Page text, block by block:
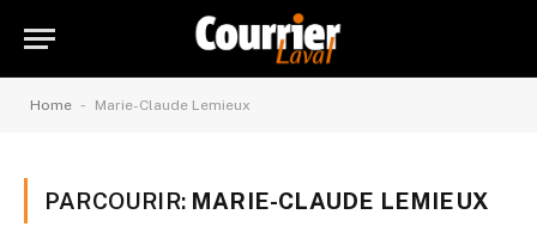
Home - Marie-Claude Lemieux
PARCOURIR: MARIE-CLAUDE LEMIEUX